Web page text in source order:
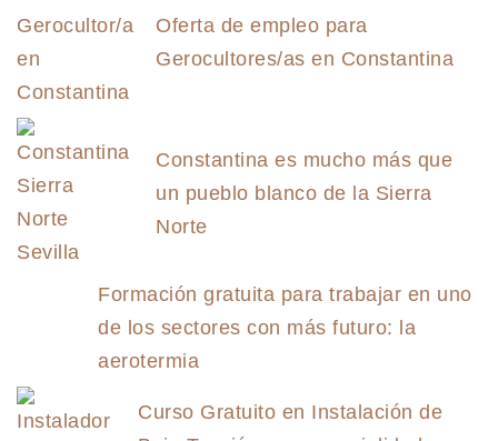
Oferta de empleo para
Gerocultores/as en Constantina
Constantina es mucho más que
un pueblo blanco de la Sierra
Norte
Formación gratuita para trabajar en uno
de los sectores con más futuro: la
aerotermia
Curso Gratuito en Instalación de